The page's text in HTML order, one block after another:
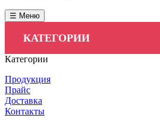
☰ Меню
КАТЕГОРИИ
Категории
Продукция
Прайс
Доставка
Контакты